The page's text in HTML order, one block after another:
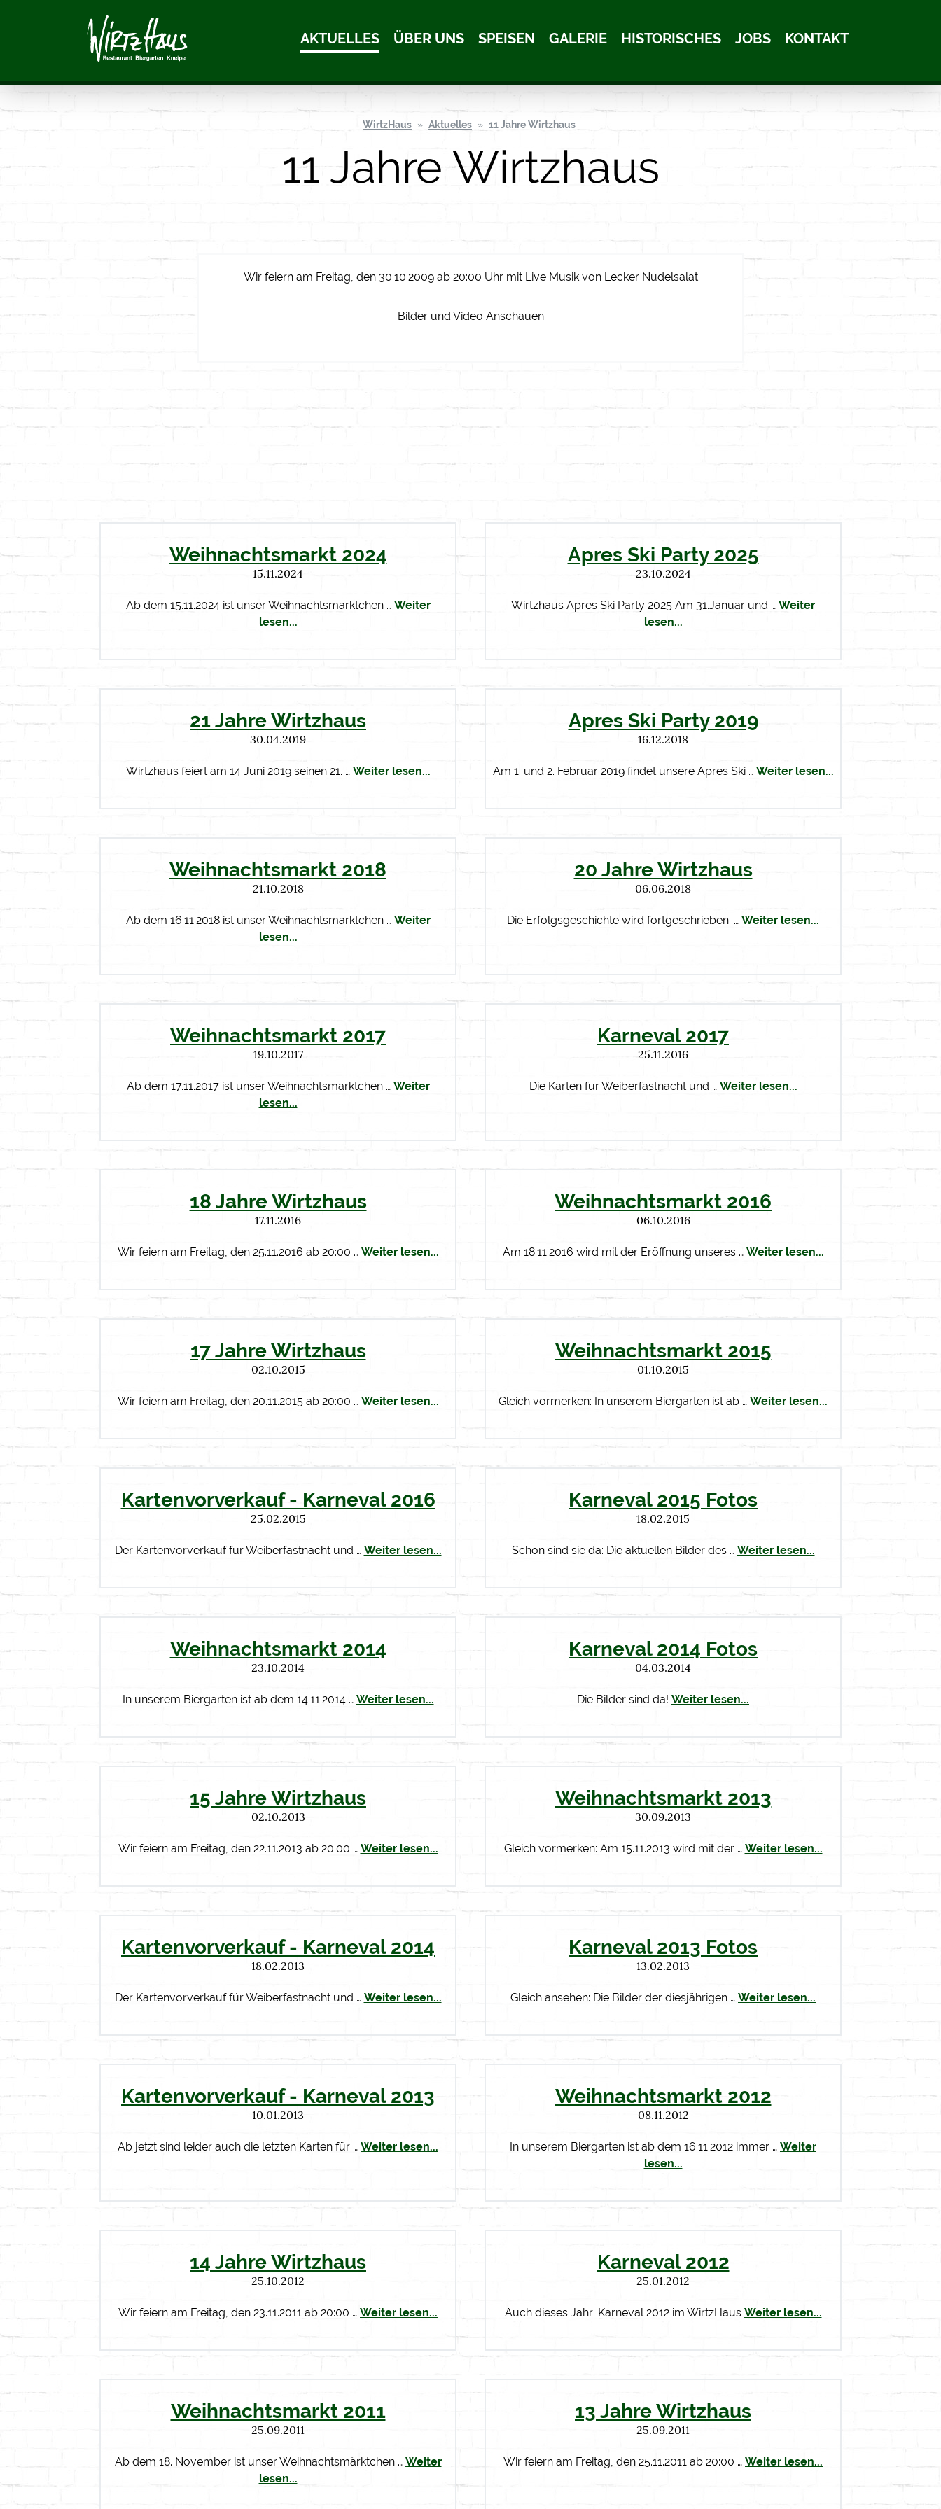
AKTUELLES ÜBER UNS SPEISEN GALERIE HISTORISCHES JOBS KONTAKT
WirtzHaus Aktuelles 11 Jahre Wirtzhaus
11 Jahre Wirtzhaus
Wir feiern am Freitag, den 30.10.2009 ab 20:00 Uhr mit Live Musik von Lecker Nudelsalat
Bilder und Video Anschauen
Weihnachtsmarkt 2024
15.11.2024
Ab dem 15.11.2024 ist unser Weihnachtsmärktchen … Weiter
lesen...
Apres Ski Party 2025
23.10.2024
Wirtzhaus Apres Ski Party 2025 Am 31.Januar und … Weiter
lesen...
21 Jahre Wirtzhaus
30.04.2019
Wirtzhaus feiert am 14 Juni 2019 seinen 21. … Weiter lesen...
Apres Ski Party 2019
16.12.2018
Am 1. und 2. Februar 2019 findet unsere Apres Ski … Weiter lesen...
Weihnachtsmarkt 2018
21.10.2018
Ab dem 16.11.2018 ist unser Weihnachtsmärktchen … Weiter
lesen...
20 Jahre Wirtzhaus
06.06.2018
Die Erfolgsgeschichte wird fortgeschrieben. … Weiter lesen...
Weihnachtsmarkt 2017
19.10.2017
Ab dem 17.11.2017 ist unser Weihnachtsmärktchen … Weiter
lesen...
Karneval 2017
25.11.2016
Die Karten für Weiberfastnacht und … Weiter lesen...
18 Jahre Wirtzhaus
17.11.2016
Wir feiern am Freitag, den 25.11.2016 ab 20:00 … Weiter lesen...
Weihnachtsmarkt 2016
06.10.2016
Am 18.11.2016 wird mit der Eröffnung unseres … Weiter lesen...
17 Jahre Wirtzhaus
02.10.2015
Wir feiern am Freitag, den 20.11.2015 ab 20:00 … Weiter lesen...
Weihnachtsmarkt 2015
01.10.2015
Gleich vormerken: In unserem Biergarten ist ab … Weiter lesen...
Kartenvorverkauf - Karneval 2016
25.02.2015
Der Kartenvorverkauf für Weiberfastnacht und … Weiter lesen...
Karneval 2015 Fotos
18.02.2015
Schon sind sie da: Die aktuellen Bilder des … Weiter lesen...
Weihnachtsmarkt 2014
23.10.2014
In unserem Biergarten ist ab dem 14.11.2014 … Weiter lesen...
Karneval 2014 Fotos
04.03.2014
Die Bilder sind da! Weiter lesen...
15 Jahre Wirtzhaus
02.10.2013
Wir feiern am Freitag, den 22.11.2013 ab 20:00 … Weiter lesen...
Weihnachtsmarkt 2013
30.09.2013
Gleich vormerken: Am 15.11.2013 wird mit der … Weiter lesen...
Kartenvorverkauf - Karneval 2014
18.02.2013
Der Kartenvorverkauf für Weiberfastnacht und … Weiter lesen...
Karneval 2013 Fotos
13.02.2013
Gleich ansehen: Die Bilder der diesjährigen … Weiter lesen...
Kartenvorverkauf - Karneval 2013
10.01.2013
Ab jetzt sind leider auch die letzten Karten für … Weiter lesen...
Weihnachtsmarkt 2012
08.11.2012
In unserem Biergarten ist ab dem 16.11.2012 immer … Weiter
lesen...
14 Jahre Wirtzhaus
25.10.2012
Wir feiern am Freitag, den 23.11.2011 ab 20:00 … Weiter lesen...
Karneval 2012
25.01.2012
Auch dieses Jahr: Karneval 2012 im WirtzHaus Weiter lesen...
Weihnachtsmarkt 2011
25.09.2011
Ab dem 18. November ist unser Weihnachtsmärktchen … Weiter
lesen...
13 Jahre Wirtzhaus
25.09.2011
Wir feiern am Freitag, den 25.11.2011 ab 20:00 … Weiter lesen...